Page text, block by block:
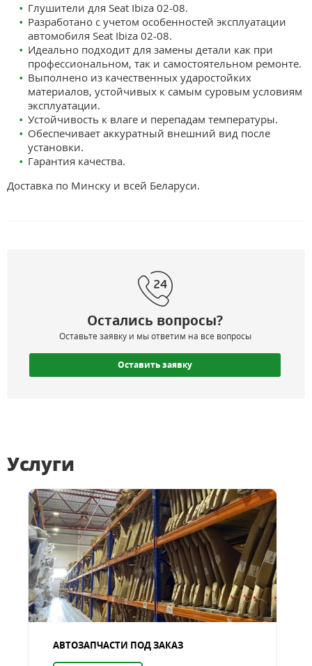
Глушители для Seat Ibiza 02-08.
Разработано с учетом особенностей эксплуатации
автомобиля Seat Ibiza 02-08.
Идеально подходит для замены детали как при
профессиональном, так и самостоятельном ремонте.
Выполнено из качественных ударостойких
материалов, устойчивых к самым суровым условиям
эксплуатации.
Устойчивость к влаге и перепадам температуры.
Обеспечивает аккуратный внешний вид после
установки.
Гарантия качества.
Доставка по Минску и всей Беларуси.
Остались вопросы?
Оставьте заявку и мы ответим на все вопросы
Оставить заявку
Услуги
АВТОЗАПЧАСТИ ПОД ЗАКАЗ